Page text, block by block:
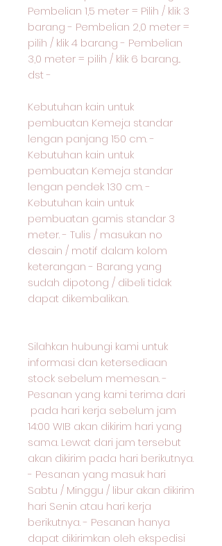
Pembelian 1,5 meter = Pilih / klik 3
barang - Pembelian 2,0 meter =
pilih / klik 4 barang - Pembelian
3,0 meter = pilih / klik 6 barang...
dst -
Kebutuhan kain untuk
pembuatan Kemeja standar
lengan panjang 150 cm. -
Kebutuhan kain untuk
pembuatan Kemeja standar
lengan pendek 130 cm. -
Kebutuhan kain untuk
pembuatan gamis standar 3
meter. - Tulis / masukan no
desain / motif dalam kolom
keterangan - Barang yang
sudah dipotong / dibeli tidak
dapat dikembalikan.
Silahkan hubungi kami untuk
informasi dan ketersediaan
stock sebelum memesan. -
Pesanan yang kami terima dari
pada hari kerja sebelum jam
14:00 WIB akan dikirim hari yang
sama. Lewat dari jam tersebut
akan dikirim pada hari berikutnya.
- Pesanan yang masuk hari
Sabtu / Minggu / libur akan dikirim
hari Senin atau hari kerja
berikutnya. - Pesanan hanya
dapat dikirimkan oleh ekspedisi